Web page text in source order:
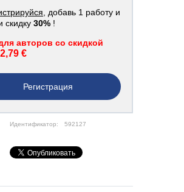
, добавь 1 работу и
скидку 30% !
авторов со скидкой
2,79 €
Регистрация
Идентификатор: 592127